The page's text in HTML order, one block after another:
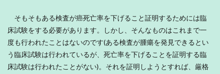
そもそもある検査が癌死亡率を下げること証明するためには臨
床試験をする必要があります。しかし、そんなものはこれまで一
度も行われたことはないのです(ある検査が腫瘍を発見できるとい
う臨床試験は行われているが、死亡率を下げることを証明する臨
床試験は行われたことがない)。それを証明しようとすれば、厳格